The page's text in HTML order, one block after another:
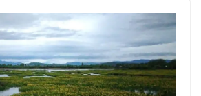
ar
ti
r